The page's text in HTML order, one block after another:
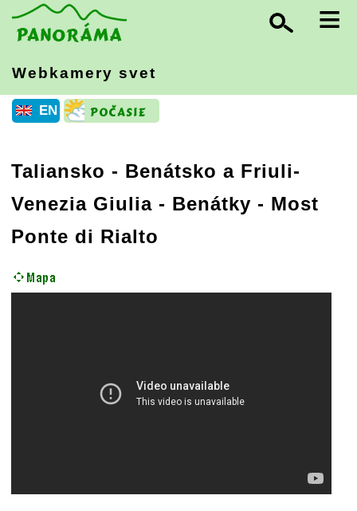
≡
Webkamery svet
EN
Taliansko - Benátsko a Friuli-
Venezia Giulia - Benátky - Most
Ponte di Rialto